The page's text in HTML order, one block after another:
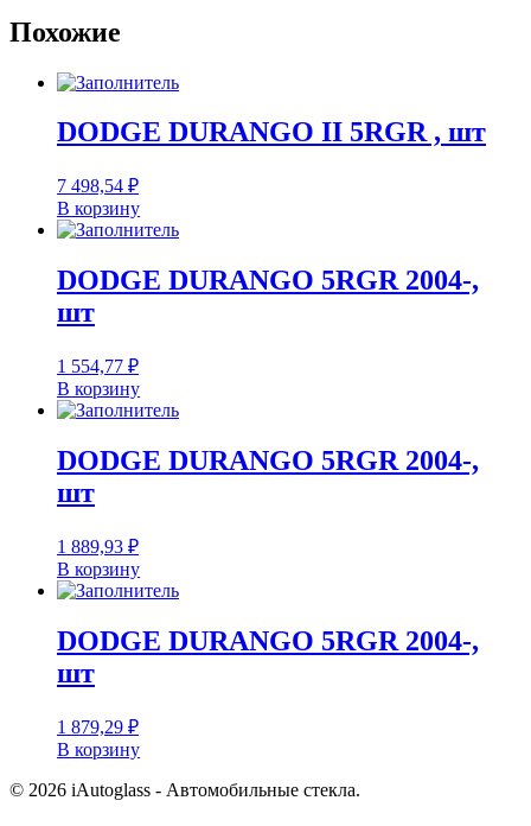
Похожие
DODGE DURANGO II 5RGR , шт
7 498,54 ₽
В корзину
DODGE DURANGO 5RGR 2004-,
шт
1 554,77 ₽
В корзину
DODGE DURANGO 5RGR 2004-,
шт
1 889,93 ₽
В корзину
DODGE DURANGO 5RGR 2004-,
шт
1 879,29 ₽
В корзину
© 2026 iAutoglass - Автомобильные стекла.